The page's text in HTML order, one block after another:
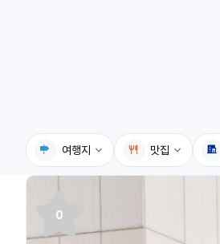
여행지
휴게소
맛집
고수의레시피
0